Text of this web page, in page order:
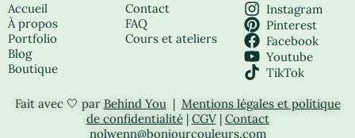
Accueil
À propos
Portfolio
Blog
Boutique
Contact
FAQ
Cours et ateliers
Instagram
Pinterest
Facebook
Youtube
TikTok
Fait avec 🤍 par Behind You| Mentions légales et politique
de confidentialité| CGV | Contact
nolwenn@bonjourcouleurs.com